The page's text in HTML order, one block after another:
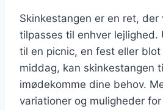
Skinkestangen er en ret, der
tilpasses til enhver lejlighed.
til en picnic, en fest eller
middag, kan skinkestangen
imødekomme dine behov.
variationer og muligheder